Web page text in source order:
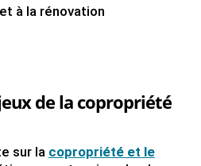
à la rénovation
de la copropriété
sur la copropriété et le